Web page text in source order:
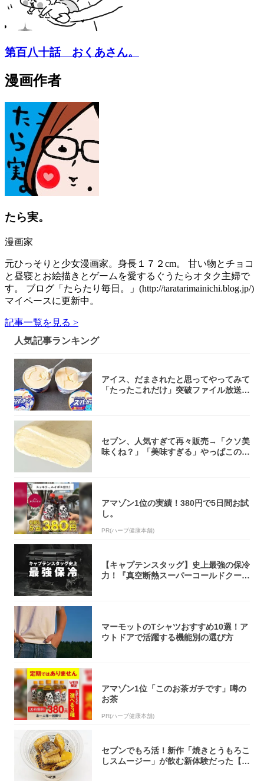
第百八十話 おくあさん。
漫画作者
たら実。
漫画家
元ひっそりと少女漫画家。身長１７２cm。 甘い物とチョコ
と昼寝とお絵描きとゲームを愛するぐうたらオタク主婦で
す。 ブログ「たらたり毎日。」(http://taratarimainichi.blog.jp/)
マイペースに更新中。
記事一覧を見る >
人気記事ランキング
アイス、だまされたと思ってやってみて
「たったこれだけ」突破ファイル放送で
セブン、人気すぎて再々販売→「クソ美
味くね？」「美味すぎる」やっぱこのク
アマゾン1位の実績！380円で5日間お試
し。
PR(ハーブ健康本舗)
【キャプテンスタッグ】史上最強の保冷
力！『真空断熱スーパーコールドクーラ
マーモットのTシャツおすすめ10選！ア
ウトドアで活躍する機能別の選び方
アマゾン1位「このお茶ガチです」噂の
お茶
PR(ハーブ健康本舗)
セブンでもろ活！新作「焼きとうもろこ
しスムージー」が飲む新体験だった【東